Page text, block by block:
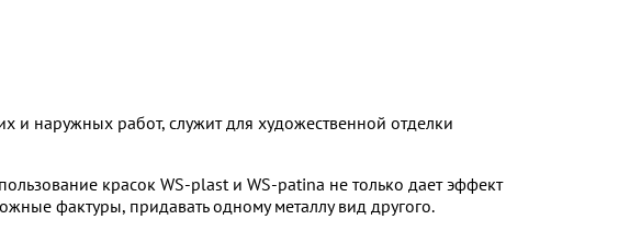
и наружных работ, служит для художественной отделки
красок WS-plast и WS-patina не только дает эффект
фактуры, придавать одному металлу вид другого.